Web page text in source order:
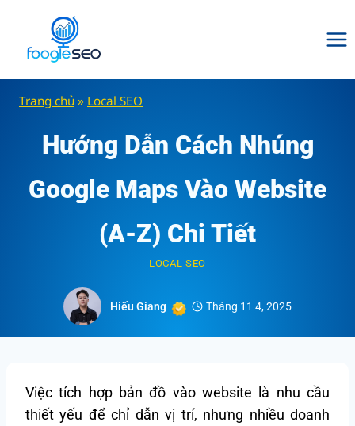
content
Trang chủ » Local SEO
Hướng Dẫn Cách Nhúng
Google Maps Vào Website
(A-Z) Chi Tiết
LOCAL SEO
Hiếu Giang Tháng 11 4, 2025
Việc tích hợp bản đồ vào website là nhu cầu
thiết yếu để chỉ dẫn vị trí, nhưng nhiều doanh